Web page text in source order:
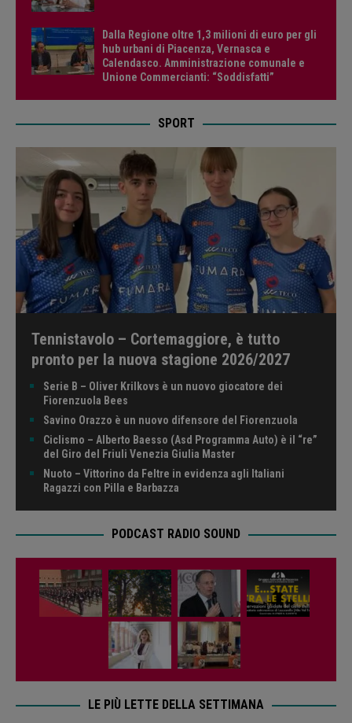
Dalla Regione oltre 1,3 milioni di euro per gli
hub urbani di Piacenza, Vernasca e
Calendasco. Amministrazione comunale e
Unione Commercianti: “Soddisfatti”
SPORT
Tennistavolo – Cortemaggiore, è tutto
pronto per la nuova stagione 2026/2027
Serie B – Oliver Krilkovs è un nuovo giocatore dei
Fiorenzuola Bees
Savino Orazzo è un nuovo difensore del Fiorenzuola
Ciclismo – Alberto Baesso (Asd Programma Auto) è il “re”
del Giro del Friuli Venezia Giulia Master
Nuoto – Vittorino da Feltre in evidenza agli Italiani
Ragazzi con Pilla e Barbazza
PODCAST RADIO SOUND
LE PIÙ LETTE DELLA SETTIMANA